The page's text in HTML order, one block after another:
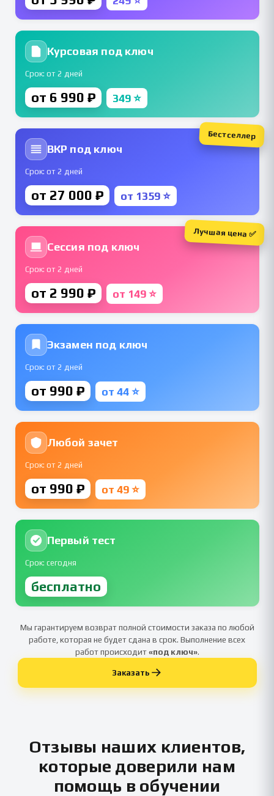
Курсовая под ключ
Срок: от 2 дней
от 6 990 ₽ 349 ⭐
ВКР под ключ
Срок: от 2 дней
от 27 000 ₽ от 1359 ⭐
Бестселлер
Сессия под ключ
Срок: от 2 дней
от 2 990 ₽ от 149 ⭐
Лучшая цена ✅
Экзамен под ключ
Срок: от 2 дней
от 990 ₽ от 44 ⭐
Любой зачет
Срок: от 2 дней
от 990 ₽ от 49 ⭐
Первый тест
Срок: сегодня
бесплатно
Мы гарантируем возврат полной стоимости заказа по любой
работе, которая не будет сдана в срок. Выполнение всех
работ происходит«под ключ».
Заказать
Отзывы наших клиентов,
которые доверили нам
помощь в обучении